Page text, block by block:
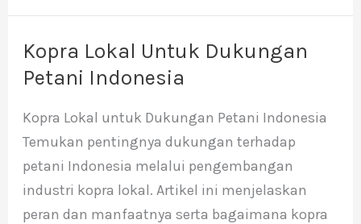
Kopra Lokal Untuk Dukungan
Petani Indonesia
Kopra Lokal untuk Dukungan Petani Indonesia
Temukan pentingnya dukungan terhadap
petani Indonesia melalui pengembangan
industri kopra lokal. Artikel ini menjelaskan
peran dan manfaatnya serta bagaimana kopra
Kopra
Lokal
Dukungan
Petani
Indonesia